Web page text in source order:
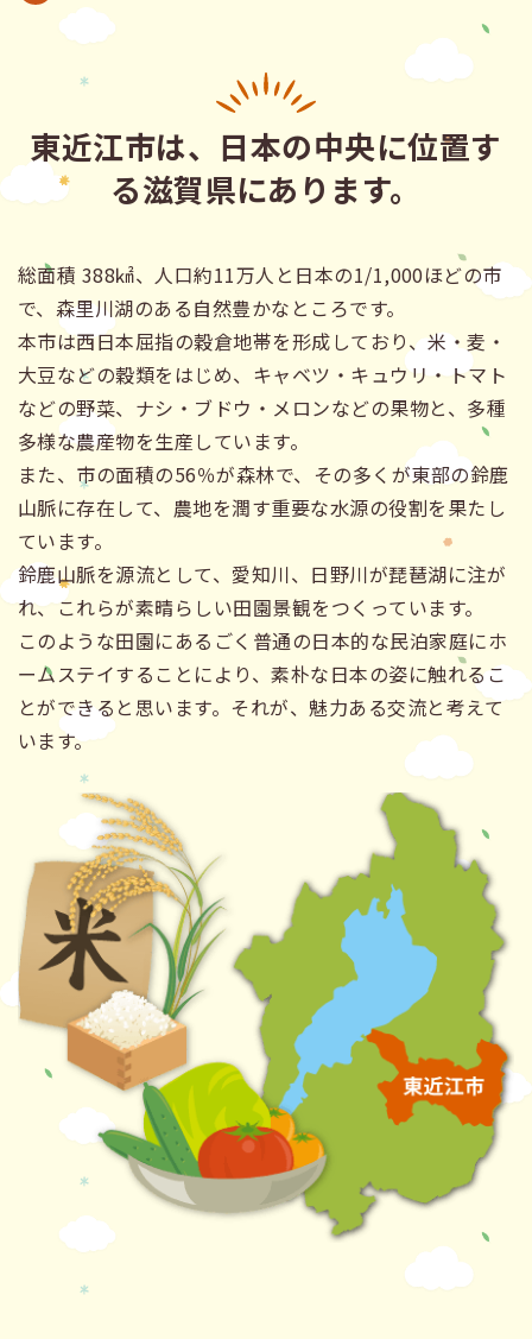
東近江市は、日本の中央に位置す
る滋賀県にあります。
総面積 388㎢、人口約11万人と日本の1/1,000ほどの市
で、森里川湖のある自然豊かなところです。
本市は西日本屈指の穀倉地帯を形成しており、米・麦・
大豆などの穀類をはじめ、キャベツ・キュウリ・トマト
などの野菜、ナシ・ブドウ・メロンなどの果物と、多種
多様な農産物を生産しています。
また、市の面積の56％が森林で、その多くが東部の鈴鹿
山脈に存在して、農地を潤す重要な水源の役割を果たし
ています。
鈴鹿山脈を源流として、愛知川、日野川が琵琶湖に注が
れ、これらが素晴らしい田園景観をつくっています。
このような田園にあるごく普通の日本的な民泊家庭にホ
ームステイすることにより、素朴な日本の姿に触れるこ
とができると思います。それが、魅力ある交流と考えて
います。